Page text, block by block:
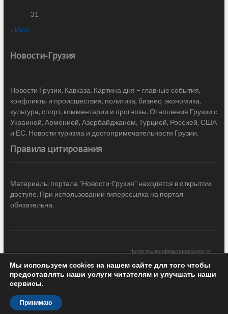
31
« Июл
Новости-Грузия
Новости Грузии, Кавказа. Картина дня – главные события,
конфликты и происшествия, политика, бизнес, экономика,
культура, спорт, комментарии и прогнозы. Отношения Грузии с
Украиной, Арменией, Азербайджаном, Турцией, Россией, США
и ЕС. Новости туризма и достопримечательности Грузии.
Правила цитирования
Материалы портала "Новости-Грузия" находятся в открытом
доступе. При использовании гиперссылка на портал
обязательна.
Политика конфиденциальности
Новости Грузии | Black Sea Press LTD © 2020 All Rights Reserved /
Design & development —
Мы используем cookies на нашем сайте для того чтобы
предоставлять наши услуги читателям и улучшать наши
сервисы.
Принимаю